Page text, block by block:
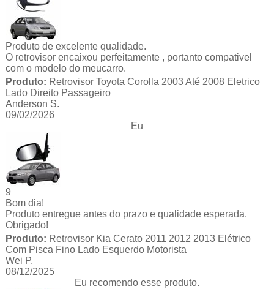
Produto de excelente qualidade.
O retrovisor encaixou perfeitamente , portanto compativel
com o modelo do meucarro.
Produto: Retrovisor Toyota Corolla 2003 Até 2008 Eletrico
Lado Direito Passageiro
Anderson S.
09/02/2026
Eu
9
Bom dia!
Produto entregue antes do prazo e qualidade esperada.
Obrigado!
Produto: Retrovisor Kia Cerato 2011 2012 2013 Elétrico
Com Pisca Fino Lado Esquerdo Motorista
Wei P.
08/12/2025
Eu recomendo esse produto.